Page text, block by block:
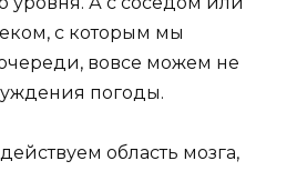
с которым мы
вовсе можем не
погоды.
область мозга,